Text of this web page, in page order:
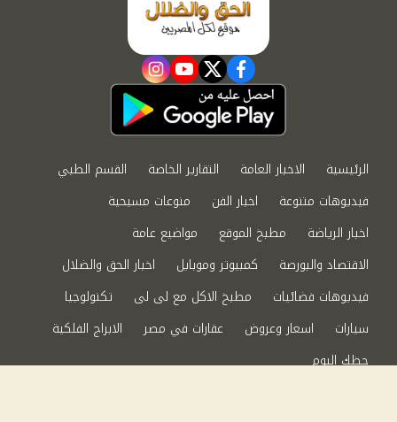
facebook
twitter
youtube
instagram
الرئيسية الاخبار العامة التقارير الخاصة
القسم الطبي
فيديوهات متنوعة
اخبار الفن
منوعات مسيحية
اخبار الرياضة
مطبخ الموقع
مواضيع عامة
الاقتصاد والبورصة
كمبيوتر وموبايل
اخبار الحق والضلال
فيديوهات فضائيات
مطبخ الاكل مع لى لى
تكنولوجيا
سيارات
اسعار وعروض عقارات في مصر
الابراج الفلكية
حظك اليوم